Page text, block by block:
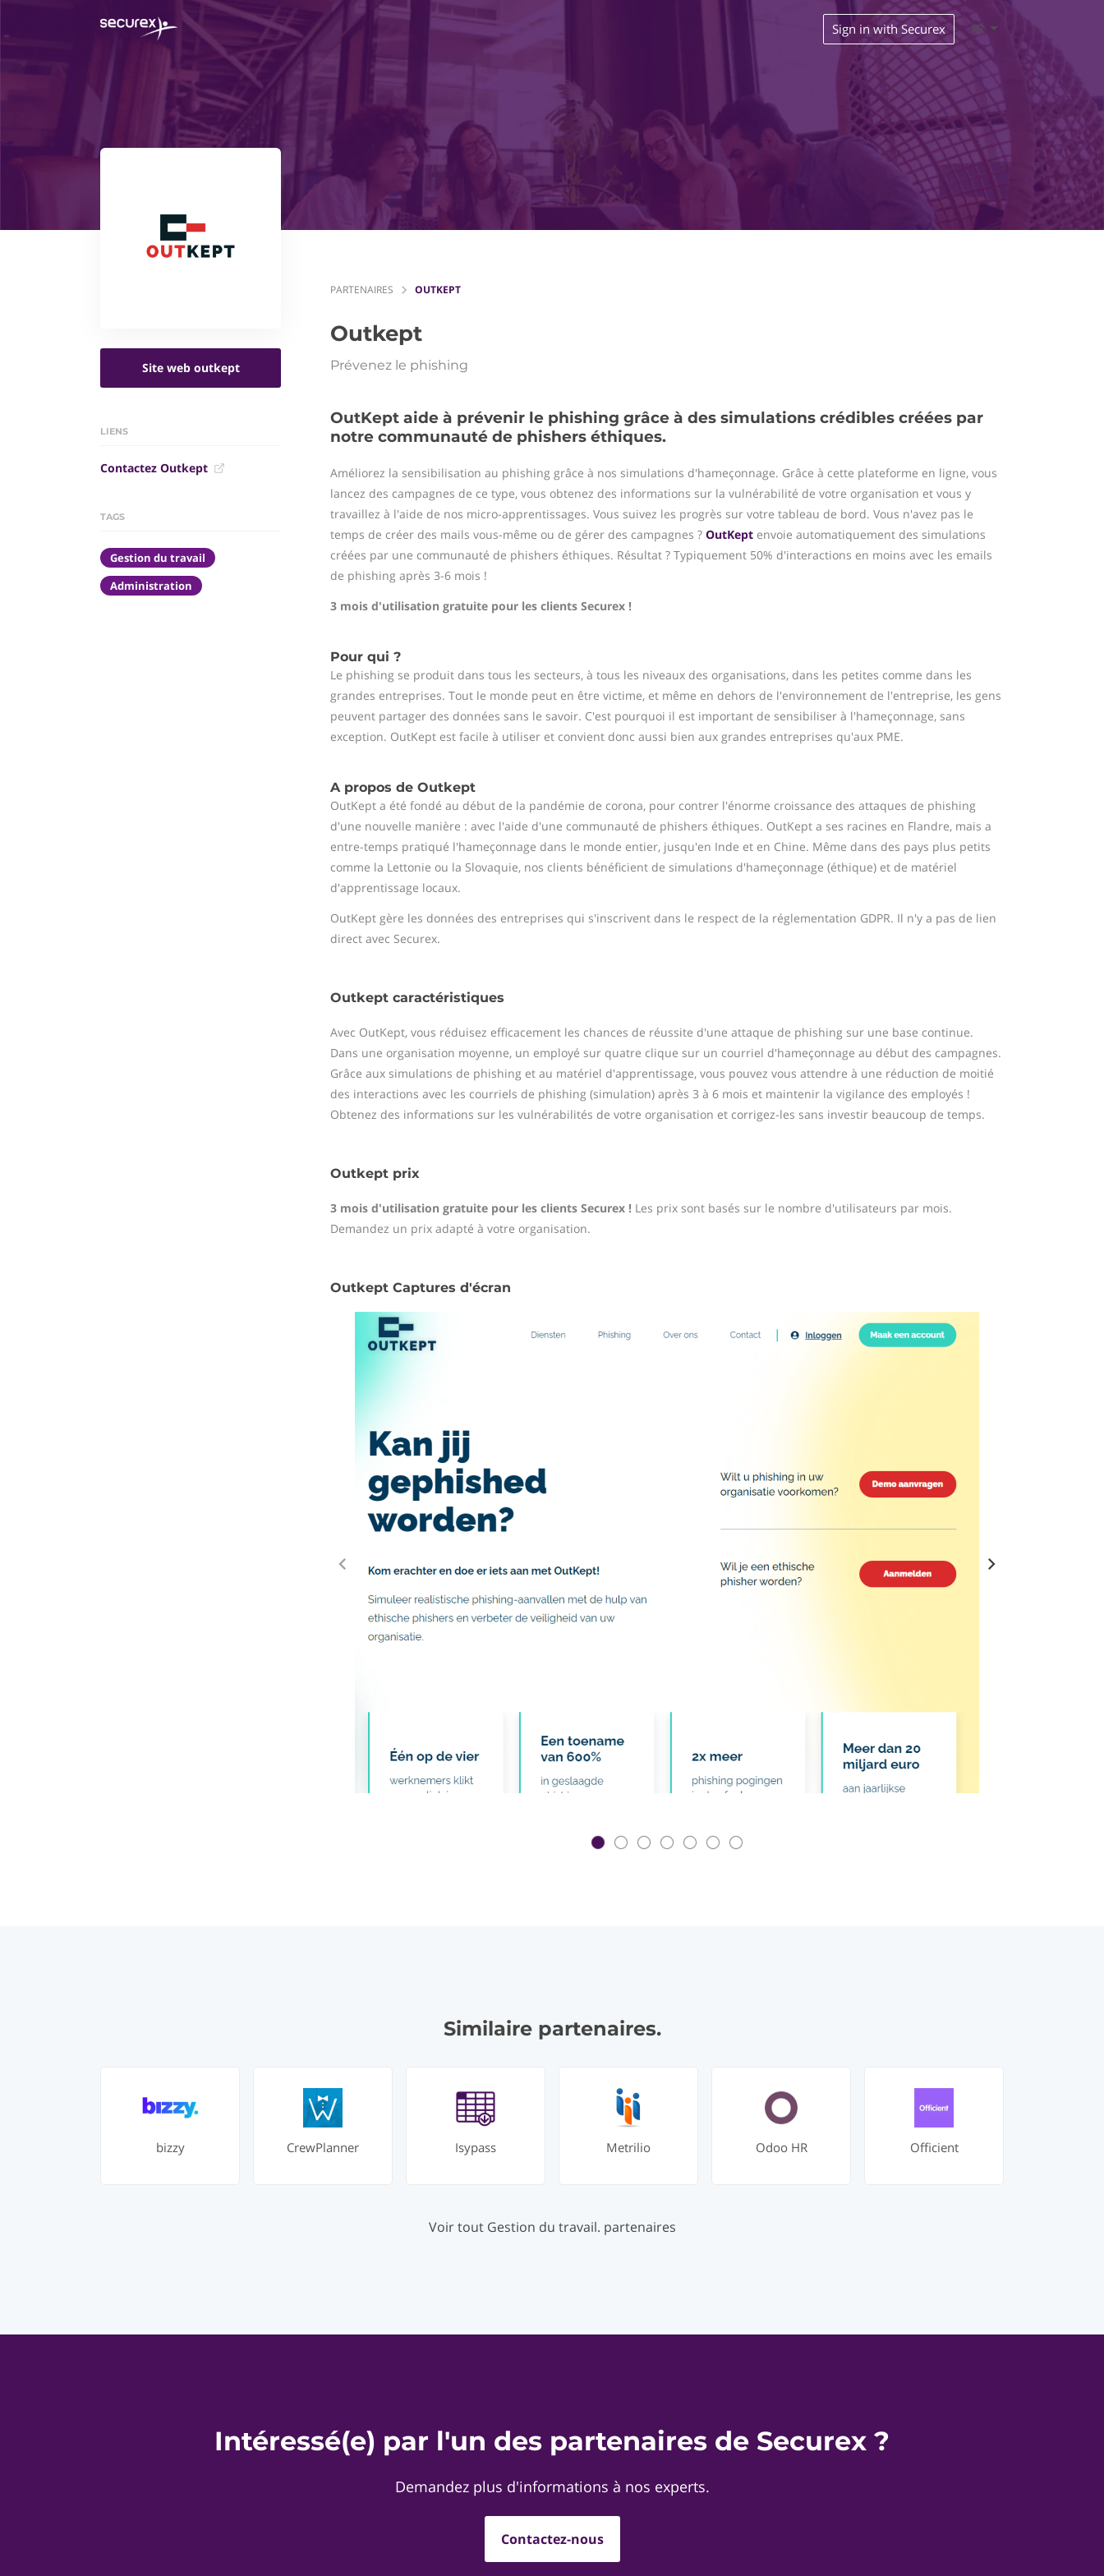
Sign in with Securex FR
Site web outkept
LIENS
Contactez Outkept
TAGS
Gestion du travail
Administration
PARTENAIRES OUTKEPT
Outkept
Prévenez le phishing
OutKept aide à prévenir le phishing grâce à des simulations crédibles créées par
notre communauté de phishers éthiques.
Améliorez la sensibilisation au phishing grâce à nos simulations d'hameçonnage. Grâce à cette plateforme en ligne, vous
lancez des campagnes de ce type, vous obtenez des informations sur la vulnérabilité de votre organisation et vous y
travaillez à l'aide de nos micro-apprentissages. Vous suivez les progrès sur votre tableau de bord. Vous n'avez pas le
temps de créer des mails vous-même ou de gérer des campagnes ? OutKept envoie automatiquement des simulations
créées par une communauté de phishers éthiques. Résultat ? Typiquement 50% d'interactions en moins avec les emails
de phishing après 3-6 mois !
3 mois d'utilisation gratuite pour les clients Securex !
Pour qui ?
Le phishing se produit dans tous les secteurs, à tous les niveaux des organisations, dans les petites comme dans les
grandes entreprises. Tout le monde peut en être victime, et même en dehors de l'environnement de l'entreprise, les gens
peuvent partager des données sans le savoir. C'est pourquoi il est important de sensibiliser à l'hameçonnage, sans
exception. OutKept est facile à utiliser et convient donc aussi bien aux grandes entreprises qu'aux PME.
A propos de Outkept
OutKept a été fondé au début de la pandémie de corona, pour contrer l'énorme croissance des attaques de phishing
d'une nouvelle manière : avec l'aide d'une communauté de phishers éthiques. OutKept a ses racines en Flandre, mais a
entre-temps pratiqué l'hameçonnage dans le monde entier, jusqu'en Inde et en Chine. Même dans des pays plus petits
comme la Lettonie ou la Slovaquie, nos clients bénéficient de simulations d'hameçonnage (éthique) et de matériel
d'apprentissage locaux.
OutKept gère les données des entreprises qui s'inscrivent dans le respect de la réglementation GDPR. Il n'y a pas de lien
direct avec Securex.
Outkept caractéristiques
Avec OutKept, vous réduisez efficacement les chances de réussite d'une attaque de phishing sur une base continue.
Dans une organisation moyenne, un employé sur quatre clique sur un courriel d'hameçonnage au début des campagnes.
Grâce aux simulations de phishing et au matériel d'apprentissage, vous pouvez vous attendre à une réduction de moitié
des interactions avec les courriels de phishing (simulation) après 3 à 6 mois et maintenir la vigilance des employés !
Obtenez des informations sur les vulnérabilités de votre organisation et corrigez-les sans investir beaucoup de temps.
Outkept prix
3 mois d'utilisation gratuite pour les clients Securex ! Les prix sont basés sur le nombre d'utilisateurs par mois.
Demandez un prix adapté à votre organisation.
Outkept Captures d'écran
Similaire partenaires.
bizzy CrewPlanner Isypass Metrilio Odoo HR Officient
Voir tout Gestion du travail. partenaires
Intéressé(e) par l'un des partenaires de Securex ?
Demandez plus d'informations à nos experts.
Contactez-nous